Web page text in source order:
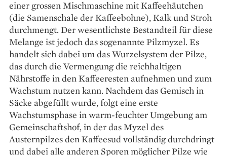
einer grossen Mischmaschine mit Kaffeehäutchen
(die Samenschale der Kaffeebohne), Kalk und Stroh
durchmengt. Der wesentlichste Bestandteil für diese
Melange ist jedoch das sogenannte Pilzmyzel. Es
handelt sich dabei um das Wurzelsystem der Pilze,
das durch die Vermengung die reichhaltigen
Nährstoffe in den Kaffeeresten aufnehmen und zum
Wachstum nutzen kann. Nachdem das Gemisch in
Säcke abgefüllt wurde, folgt eine erste
Wachstumsphase in warm-feuchter Umgebung am
Gemeinschaftshof, in der das Myzel des
Austernpilzes den Kaffeesud vollständig durchdringt
und dabei alle anderen Sporen möglicher Pilze wie